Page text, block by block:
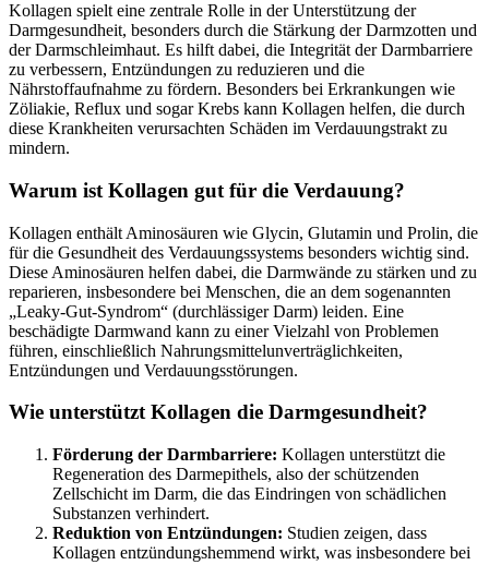
Kollagen spielt eine zentrale Rolle in der Unterstützung der
Darmgesundheit, besonders durch die Stärkung der Darmzotten und
der Darmschleimhaut. Es hilft dabei, die Integrität der Darmbarriere
zu verbessern, Entzündungen zu reduzieren und die
Nährstoffaufnahme zu fördern. Besonders bei Erkrankungen wie
Zöliakie, Reflux und sogar Krebs kann Kollagen helfen, die durch
diese Krankheiten verursachten Schäden im Verdauungstrakt zu
mindern.
Warum ist Kollagen gut für die Verdauung?
Kollagen enthält Aminosäuren wie Glycin, Glutamin und Prolin, die
für die Gesundheit des Verdauungssystems besonders wichtig sind.
Diese Aminosäuren helfen dabei, die Darmwände zu stärken und zu
reparieren, insbesondere bei Menschen, die an dem sogenannten
„Leaky-Gut-Syndrom“ (durchlässiger Darm) leiden. Eine
beschädigte Darmwand kann zu einer Vielzahl von Problemen
führen, einschließlich Nahrungsmittelunverträglichkeiten,
Entzündungen und Verdauungsstörungen.
Wie unterstützt Kollagen die Darmgesundheit?
Förderung der Darmbarriere: Kollagen unterstützt die
Regeneration des Darmepithels, also der schützenden
Zellschicht im Darm, die das Eindringen von schädlichen
Substanzen verhindert.
Reduktion von Entzündungen: Studien zeigen, dass
Kollagen entzündungshemmend wirkt, was insbesondere bei